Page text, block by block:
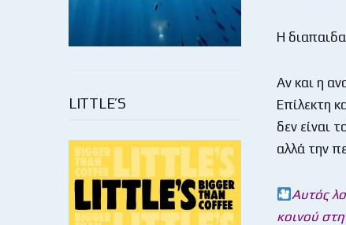
LITTLE’S
Η
Αν και η
Επίλεκτη
δεν είναι
αλλά την
Αυτός
κοινού